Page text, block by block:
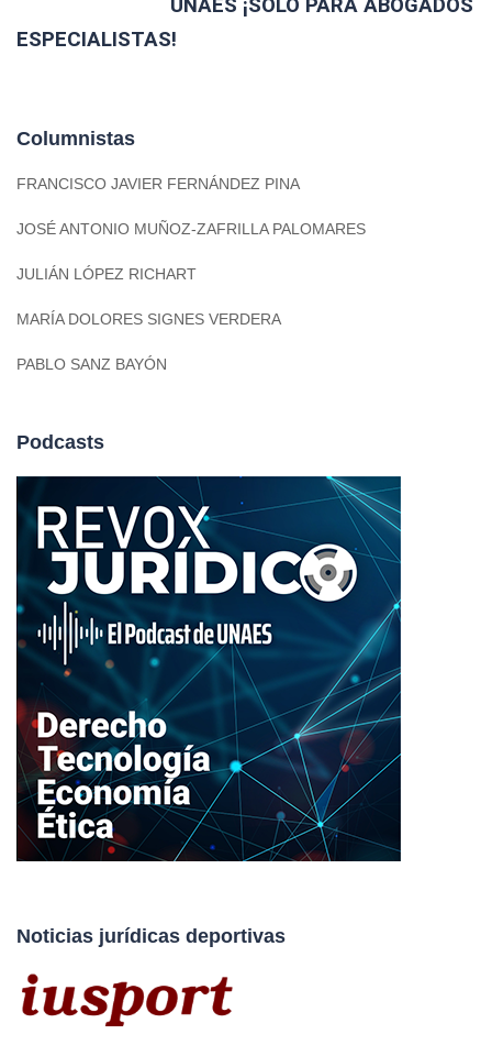
UNAES ¡SÓLO PARA ABOGADOS
ESPECIALISTAS!
Columnistas
FRANCISCO JAVIER FERNÁNDEZ PINA
JOSÉ ANTONIO MUÑOZ-ZAFRILLA PALOMARES
JULIÁN LÓPEZ RICHART
MARÍA DOLORES SIGNES VERDERA
PABLO SANZ BAYÓN
Podcasts
Noticias jurídicas deportivas